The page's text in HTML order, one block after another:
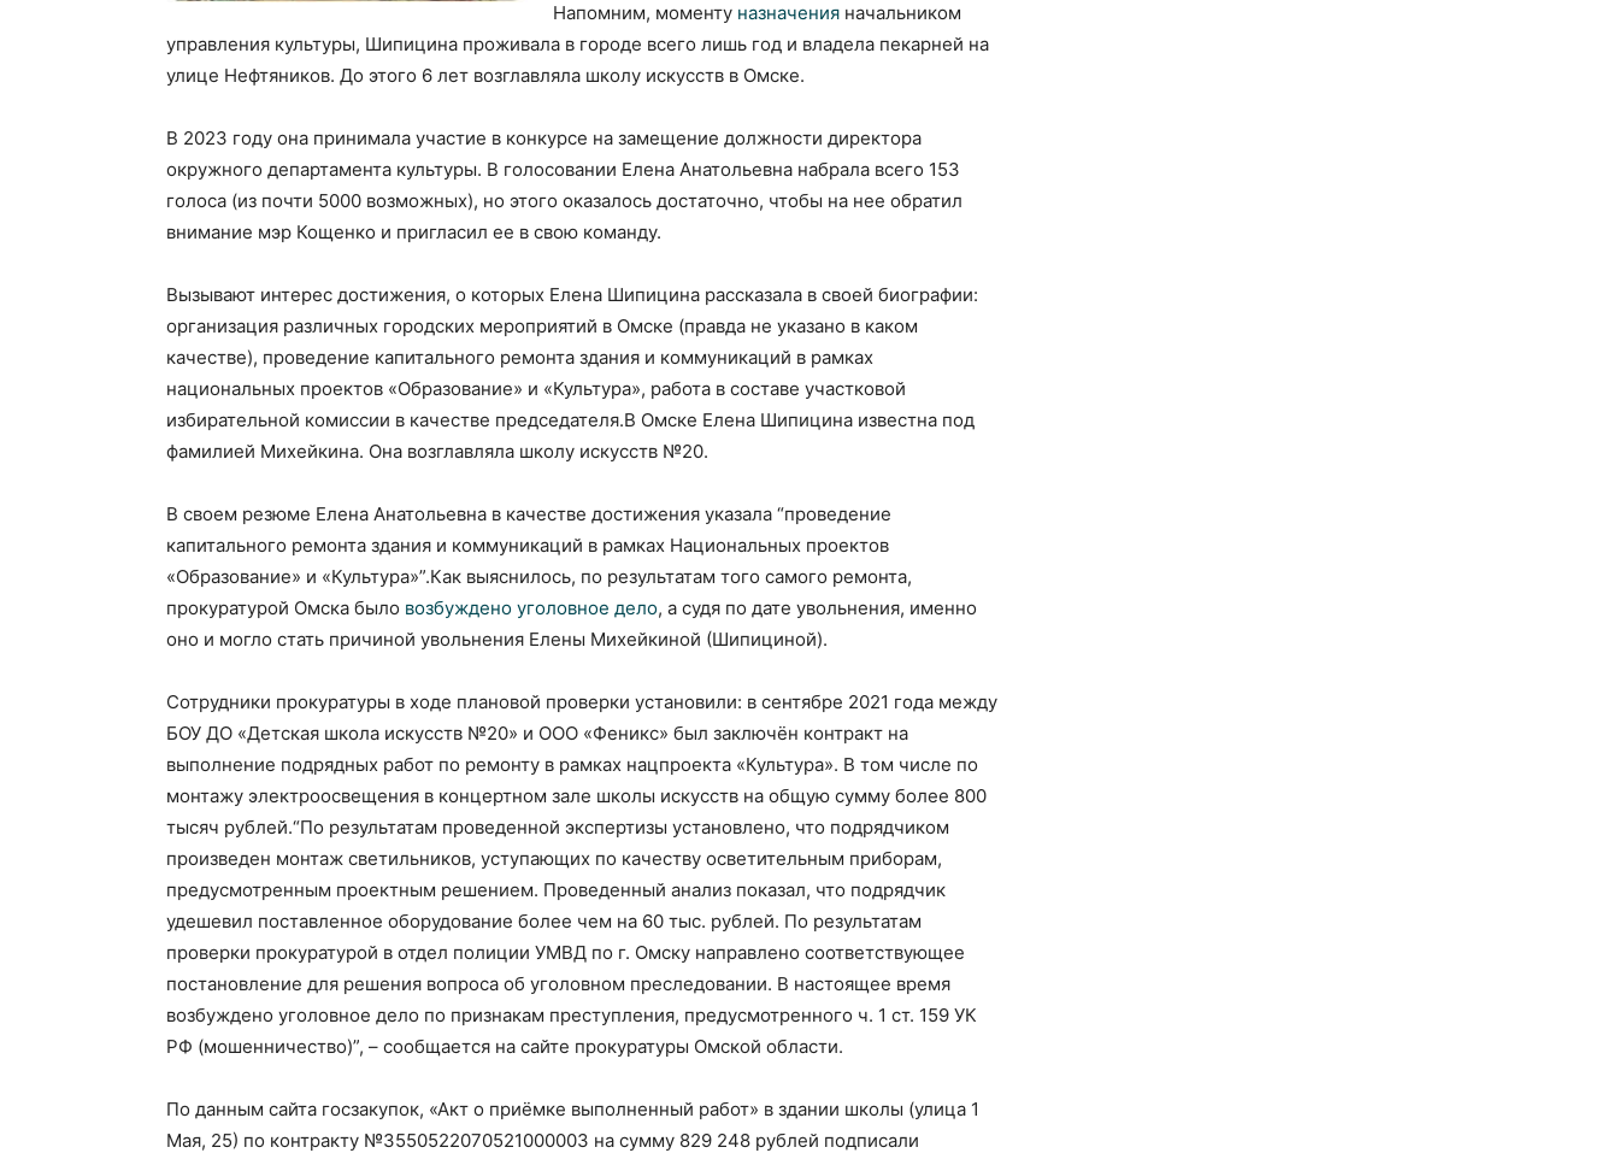
Напомним, моменту назначения начальником
управления культуры, Шипицина проживала в городе всего лишь год и владела пекарней на
улице Нефтяников. До этого 6 лет возглавляла школу искусств в Омске.
В 2023 году она принимала участие в конкурсе на замещение должности директора
окружного департамента культуры. В голосовании Елена Анатольевна набрала всего 153
голоса (из почти 5000 возможных), но этого оказалось достаточно, чтобы на нее обратил
внимание мэр Кощенко и пригласил ее в свою команду.
Вызывают интерес достижения, о которых Елена Шипицина рассказала в своей биографии:
организация различных городских мероприятий в Омске (правда не указано в каком
качестве), проведение капитального ремонта здания и коммуникаций в рамках
национальных проектов «Образование» и «Культура», работа в составе участковой
избирательной комиссии в качестве председателя.В Омске Елена Шипицина известна под
фамилией Михейкина. Она возглавляла школу искусств №20.
В своем резюме Елена Анатольевна в качестве достижения указала “проведение
капитального ремонта здания и коммуникаций в рамках Национальных проектов
«Образование» и «Культура»”.Как выяснилось, по результатам того самого ремонта,
прокуратурой Омска было возбуждено уголовное дело, а судя по дате увольнения, именно
оно и могло стать причиной увольнения Елены Михейкиной (Шипициной).
Сотрудники прокуратуры в ходе плановой проверки установили: в сентябре 2021 года между
БОУ ДО «Детская школа искусств №20» и ООО «Феникс» был заключён контракт на
выполнение подрядных работ по ремонту в рамках нацпроекта «Культура». В том числе по
монтажу электроосвещения в концертном зале школы искусств на общую сумму более 800
тысяч рублей.“По результатам проведенной экспертизы установлено, что подрядчиком
произведен монтаж светильников, уступающих по качеству осветительным приборам,
предусмотренным проектным решением. Проведенный анализ показал, что подрядчик
удешевил поставленное оборудование более чем на 60 тыс. рублей. По результатам
проверки прокуратурой в отдел полиции УМВД по г. Омску направлено соответствующее
постановление для решения вопроса об уголовном преследовании. В настоящее время
возбуждено уголовное дело по признакам преступления, предусмотренного ч. 1 ст. 159 УК
РФ (мошенничество)”, – сообщается на сайте прокуратуры Омской области.
По данным сайта госзакупок, «Акт о приёмке выполненный работ» в здании школы (улица 1
Мая, 25) по контракту №3550522070521000003 на сумму 829 248 рублей подписали